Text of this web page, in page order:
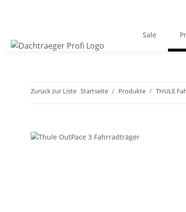
Sale
Zurück zur Liste Startseite Produkte THULE